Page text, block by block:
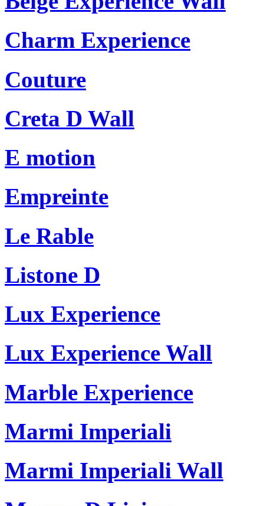
Charm Experience
Couture
Creta D Wall
E motion
Empreinte
Le Rable
Listone D
Lux Experience
Lux Experience Wall
Marble Experience
Marmi Imperiali
Marmi Imperiali Wall